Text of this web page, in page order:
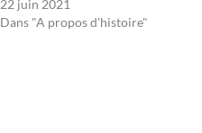
22 juin 2021
Dans "A propos d'histoire"